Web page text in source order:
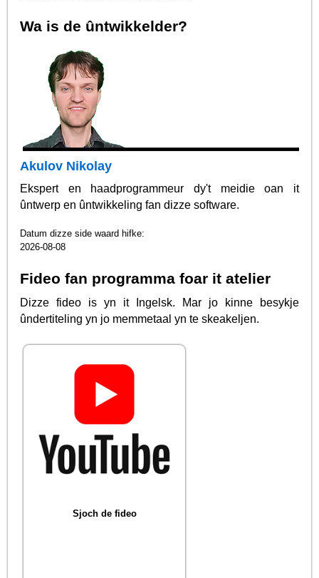
Wa is de ûntwikkelder?
Akulov Nikolay
Ekspert en haadprogrammeur dy't meidie oan it
ûntwerp en ûntwikkeling fan dizze software.
Datum dizze side waard hifke:
2026-08-08
Fideo fan programma foar it atelier
Dizze fideo is yn it Ingelsk. Mar jo kinne besykje
ûndertiteling yn jo memmetaal yn te skeakeljen.
Sjoch de fideo